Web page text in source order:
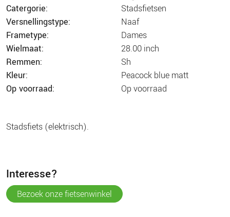
catergorie:
stadsfietsen
versnellingstype:
naaf
frametype:
dames
wielmaat:
28.00 inch
remmen:
sh
kleur:
peacock blue matt
op voorraad:
op voorraad
stadsfiets (elektrisch).
interesse?
bezoek onze fietsenwinkel